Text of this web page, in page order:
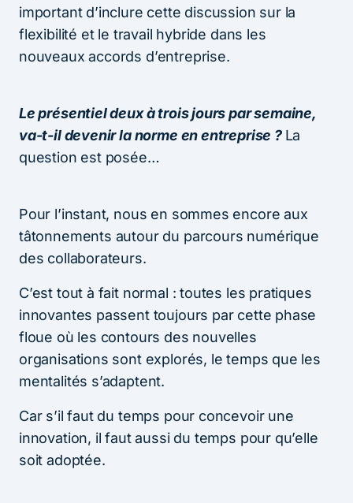
important d’inclure cette discussion sur la
flexibilité et le travail hybride dans les
nouveaux accords d’entreprise.
Le présentiel deux à trois jours par semaine,
va-t-il devenir la norme en entreprise ? La
question est posée…
Pour l’instant, nous en sommes encore aux
tâtonnements autour du parcours numérique
des collaborateurs.
C’est tout à fait normal : toutes les pratiques
innovantes passent toujours par cette phase
floue où les contours des nouvelles
organisations sont explorés, le temps que les
mentalités s’adaptent.
Car s’il faut du temps pour concevoir une
innovation, il faut aussi du temps pour qu’elle
soit adoptée.